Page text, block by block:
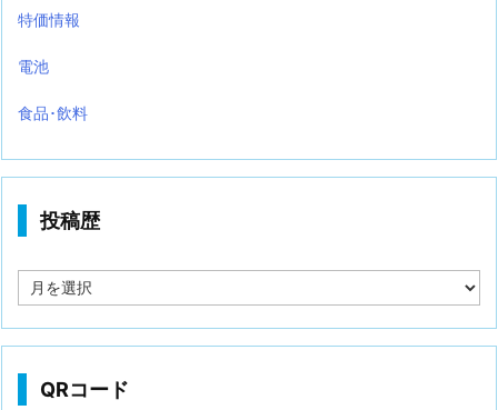
特価情報
電池
食品･飲料
投稿歴
稿
QRコード